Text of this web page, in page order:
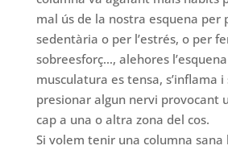
mal ús de la nostra esquena per
sedentària o per l’estrés, o per
sobreesforç…, alehores
musculatura es tensa, s’inflama i
presionar algun nervi provocant
cap a una o altra zona del cos.
Si volem tenir una columna